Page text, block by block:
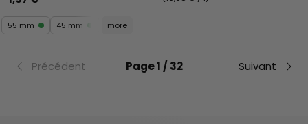
55 mm 45 mm more
Précédent Page 1 / 32 Suivant